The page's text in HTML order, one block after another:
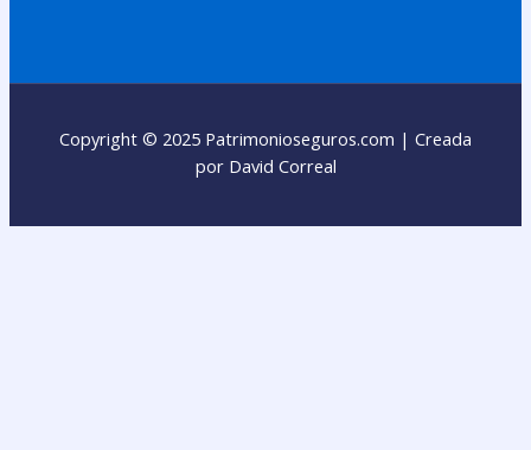
Copyright © 2025 Patrimonioseguros.com | Creada
por David Correal